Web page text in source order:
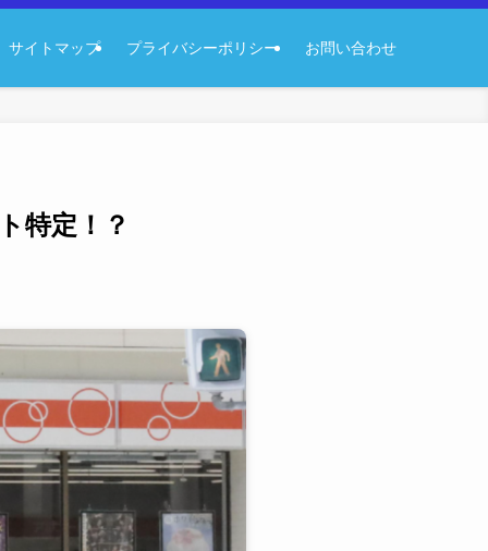
サイトマップ プライバシーポリシー お問い合わせ
特定！？